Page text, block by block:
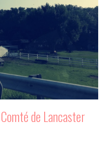
de Lancaster